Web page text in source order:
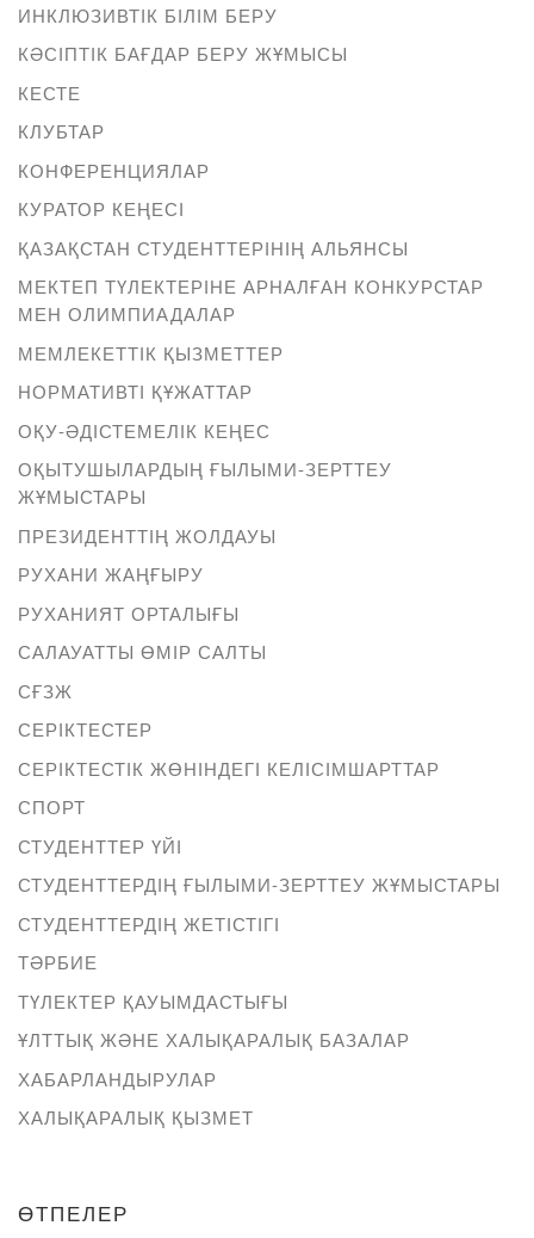
ИНКЛЮЗИВТІК БІЛІМ БЕРУ
КӘСІПТІК БАҒДАР БЕРУ ЖҰМЫСЫ
КЕСТЕ
КЛУБТАР
КОНФЕРЕНЦИЯЛАР
КУРАТОР КЕҢЕСІ
ҚАЗАҚСТАН СТУДЕНТТЕРІНІҢ АЛЬЯНСЫ
МЕКТЕП ТҮЛЕКТЕРІНЕ АРНАЛҒАН КОНКУРСТАР
МЕН ОЛИМПИАДАЛАР
МЕМЛЕКЕТТІК ҚЫЗМЕТТЕР
НОРМАТИВТІ ҚҰЖАТТАР
ОҚУ-ӘДІСТЕМЕЛІК КЕҢЕС
ОҚЫТУШЫЛАРДЫҢ ҒЫЛЫМИ-ЗЕРТТЕУ
ЖҰМЫСТАРЫ
ПРЕЗИДЕНТТІҢ ЖОЛДАУЫ
РУХАНИ ЖАҢҒЫРУ
РУХАНИЯТ ОРТАЛЫҒЫ
САЛАУАТТЫ ӨМІР САЛТЫ
СҒЗЖ
СЕРІКТЕСТЕР
СЕРІКТЕСТІК ЖӨНІНДЕГІ КЕЛІСІМШАРТТАР
СПОРТ
СТУДЕНТТЕР ҮЙІ
СТУДЕНТТЕРДІҢ ҒЫЛЫМИ-ЗЕРТТЕУ ЖҰМЫСТАРЫ
СТУДЕНТТЕРДІҢ ЖЕТІСТІГІ
ТӘРБИЕ
ТҮЛЕКТЕР ҚАУЫМДАСТЫҒЫ
ҰЛТТЫҚ ЖӘНЕ ХАЛЫҚАРАЛЫҚ БАЗАЛАР
ХАБАРЛАНДЫРУЛАР
ХАЛЫҚАРАЛЫҚ ҚЫЗМЕТ
ӨТПЕЛЕР